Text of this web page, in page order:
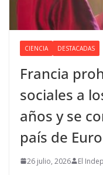
CIENCIA DESTACADAS
Francia
sociales a
años y se
país de
26 julio, 2026 El